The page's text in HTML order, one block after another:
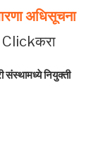
अधिसूचना
Clickकरा
संस्थामध्ये नियुक्ती